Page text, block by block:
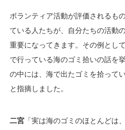
ボランティア活動が評価されるも
ている人たちが、自分たちの活動
重要になってきます。その例とし
で行っている海のゴミ拾いの話を
の中には、海で出たゴミを拾って
と指摘しました。
二宮 「実は海のゴミのほとんどは